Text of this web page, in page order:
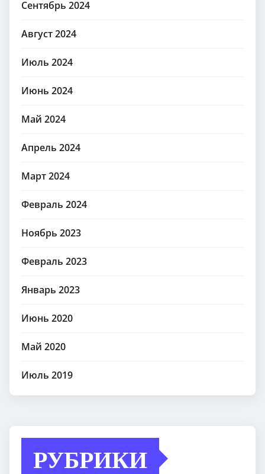
Сентябрь 2024
Август 2024
Июль 2024
Июнь 2024
Май 2024
Апрель 2024
Март 2024
Февраль 2024
Ноябрь 2023
Февраль 2023
Январь 2023
Июнь 2020
Май 2020
Июль 2019
РУБРИКИ